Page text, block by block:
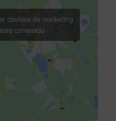
cookies de marketing
contenido